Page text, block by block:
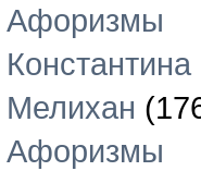
Афоризмы
Константина
Мелихан
Афоризмы